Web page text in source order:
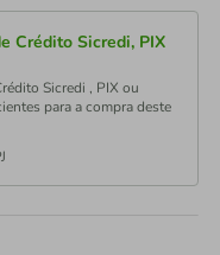
Crédito Sicredi, PIX
Sicredi , PIX ou
para a compra deste